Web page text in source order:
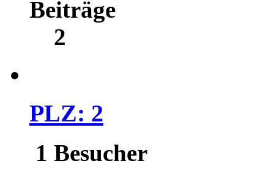
Beiträge
2
PLZ: 2
1 Besucher